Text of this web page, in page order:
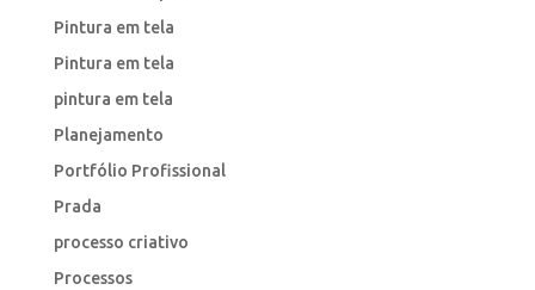
Pintura em tela
Pintura em tela
pintura em tela
Planejamento
Portfólio Profissional
Prada
processo criativo
Processos